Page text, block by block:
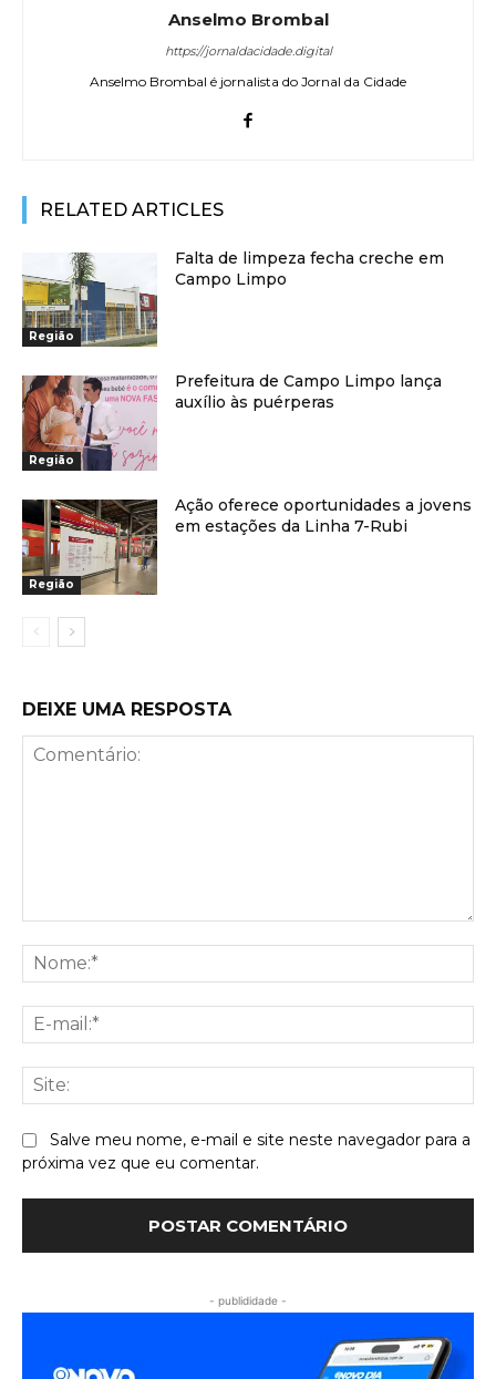
Anselmo Brombal
https://jornaldacidade.digital
Anselmo Brombal é jornalista do Jornal da Cidade
RELATED ARTICLES
Região
Falta de limpeza fecha creche em
Campo Limpo
Região
Prefeitura de Campo Limpo lança
auxílio às puérperas
Região
Ação oferece oportunidades a jovens
em estações da Linha 7-Rubi
DEIXE UMA RESPOSTA
Salve meu nome, e-mail e site neste navegador para a
próxima vez que eu comentar.
- publididade -